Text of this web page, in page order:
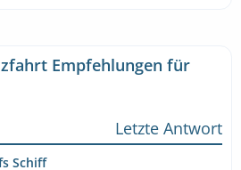
Empfehlungen für
Letzte Antwort
Schiff